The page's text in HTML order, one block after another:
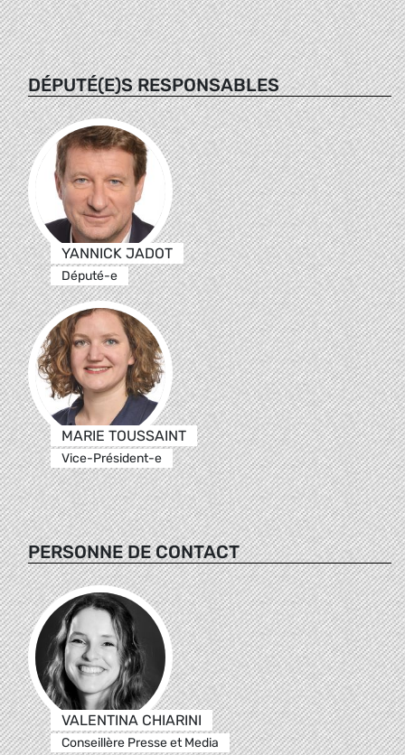
DÉPUTÉ(E)S RESPONSABLES
YANNICK JADOT
Député-e
MARIE TOUSSAINT
Vice-Président-e
PERSONNE DE CONTACT
VALENTINA CHIARINI
Conseillère Presse et Media